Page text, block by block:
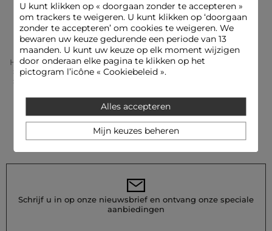
Onderhoudsadvies
Was deze tas niet, dit wordt sterk afgeraden. Chemisch
reinigen bij een stomerij wordt eveneens sterk afgeraden.
Strijken is niet nodig voor dit product.
Referentie: 32536311049080931 261-2ROMAN
Categorie :Handtassen vrouw
Kleur :Handtassen vrouw wit
Handtassen Lederwaren
Home Accessoires Vrouw
Lederwaren Vrouw
Handtassen Vrouw
Schrijf u in op onze nieuwsbrief en ontvang onze speciale
aanbiedingen
U kunt klikken op « doorgaan zonder te accepteren»
om trackers te weigeren. U kunt klikken op ‘doorgaan
zonder te accepteren’ om cookies te weigeren. We
bewaren uw keuze gedurende een periode van 13
maanden. U kunt uw keuze op elk moment wijzigen
door onderaan elke pagina te klikken op het
pictogram l’icône « Cookiebeleid ».
Alles accepteren
Mijn keuzes beheren